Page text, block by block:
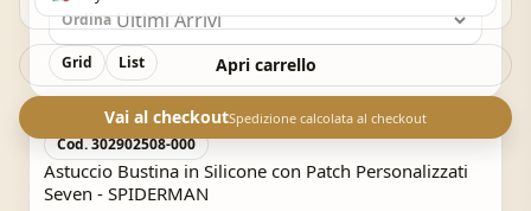
Apri carrello
Vai al checkoutSpedizione calcolata al checkout
Ordina
Grid
List
Acquisto Veloce
Cod. 302902508-000
Astuccio Bustina in Silicone con Patch Personalizzati
Seven - SPIDERMAN